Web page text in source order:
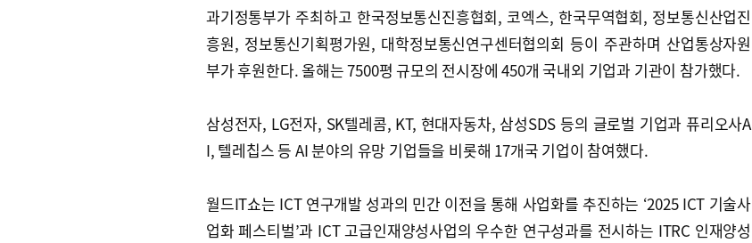
과기정통부가 주최하고 한국정보통신진흥협회, 코엑스, 한국무역협회, 정보통신산업진
흥원, 정보통신기획평가원, 대학정보통신연구센터협의회 등이 주관하며 산업통상자원
부가 후원한다. 올해는 7500평 규모의 전시장에 450개 국내외 기업과 기관이 참가했다.
삼성전자, LG전자, SK텔레콤, KT, 현대자동차, 삼성SDS 등의 글로벌 기업과 퓨리오사A
I, 텔레칩스 등 AI 분야의 유망 기업들을 비롯해 17개국 기업이 참여했다.
월드IT쇼는 ICT 연구개발 성과의 민간 이전을 통해 사업화를 추진하는 ‘2025 ICT 기술사
업화 페스티벌’과 ICT 고급인재양성사업의 우수한 연구성과를 전시하는 ITRC 인재양성